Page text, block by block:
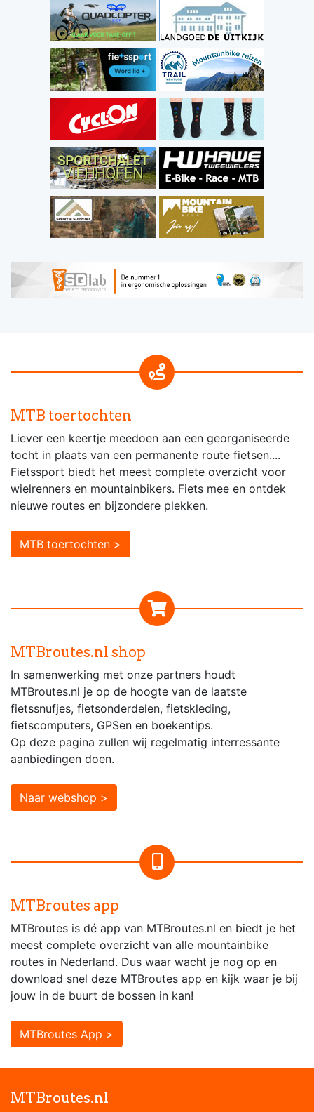
MTB toertochten
Liever een keertje meedoen aan een georganiseerde
tocht in plaats van een permanente route fietsen....
Fietssport biedt het meest complete overzicht voor
wielrenners en mountainbikers. Fiets mee en ontdek
nieuwe routes en bijzondere plekken.
MTB toertochten >
MTBroutes.nl shop
In samenwerking met onze partners houdt
MTBroutes.nl je op de hoogte van de laatste
fietssnufjes, fietsonderdelen, fietskleding,
fietscomputers, GPSen en boekentips.
Op deze pagina zullen wij regelmatig interressante
aanbiedingen doen.
Naar webshop >
MTBroutes app
MTBroutes is dé app van MTBroutes.nl en biedt je het
meest complete overzicht van alle mountainbike
routes in Nederland. Dus waar wacht je nog op en
download snel deze MTBroutes app en kijk waar je bij
jouw in de buurt de bossen in kan!
MTBroutes App >
MTBroutes.nl